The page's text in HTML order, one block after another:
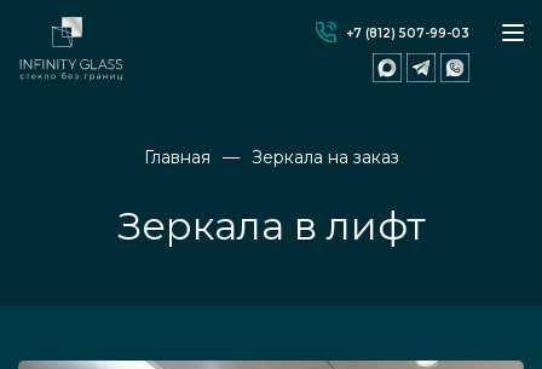
+7 (812) 507-99-03
Главная Зеркала на заказ
Зеркала в лифт